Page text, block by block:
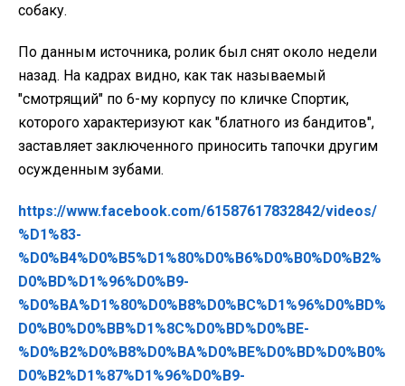
собаку.
По данным источника, ролик был снят около недели
назад. На кадрах видно, как так называемый
"смотрящий" по 6-му корпусу по кличке Спортик,
которого характеризуют как "блатного из бандитов",
заставляет заключенного приносить тапочки другим
осужденным зубами.
https://www.facebook.com/61587617832842/videos/
%D1%83-
%D0%B4%D0%B5%D1%80%D0%B6%D0%B0%D0%B2%
D0%BD%D1%96%D0%B9-
%D0%BA%D1%80%D0%B8%D0%BC%D1%96%D0%BD%
D0%B0%D0%BB%D1%8C%D0%BD%D0%BE-
%D0%B2%D0%B8%D0%BA%D0%BE%D0%BD%D0%B0%
D0%B2%D1%87%D1%96%D0%B9-